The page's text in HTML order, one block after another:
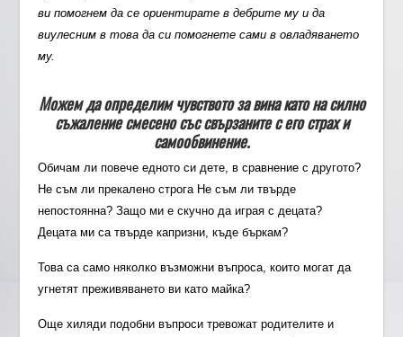
ви помогнем да се ориентирате в дебрите му и да
виулесним в това да си помогнете сами в овладяването
му.
Можем да определим чувството за вина като на силно
съжаление смесено със свързаните с его страх и
самообвинение.
Обичам ли повече едното си дете, в сравнение с другото?
Не съм ли прекалено строга Не съм ли твърде
непостоянна? Защо ми е скучно да играя с децата?
Децата ми са твърде капризни, къде бъркам?
Това са само няколко възможни въпроса, които могат да
угнетят преживяването ви като майка?
Още хиляди подобни въпроси тревожат родителите и